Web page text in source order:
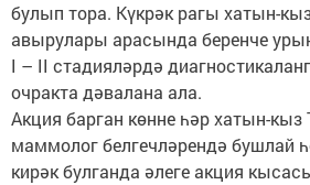
булып тора. Күкрәк рагы хатын-
авырулары арасында беренче
I – II стадияләрдә
очракта дәвалана ала.
Акция барган көнне һәр хатын-кыз
маммолог белгечләрендә бушлай
кирәк булганда әлеге акция